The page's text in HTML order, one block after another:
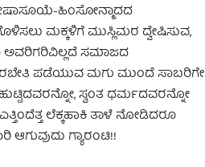
ಹಿಂಸೋನ್ಮಾದದ
ಮಕ್ಕಳಿಗೆ ಮುಸ್ಲಿಮರ ದ್ವೇಷಿಸುವ,
ಅವರಿಗರಿವಿಲ್ಲದೆ ಸಮಾಜದ
ಪಡೆಯುವ ಮಗು ಮುಂದೆ ಸಾಬರಿಗೇ
ಸ್ವಂತ ಧರ್ಮದವರನ್ನೋ
ಲೆಕ್ಕಹಾಕಿ ತಾಳೆ ನೋಡಿದರೂ
ಗ್ಯಾರಂಟಿ!!